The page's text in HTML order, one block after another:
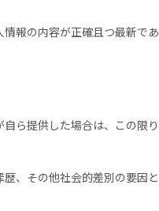
報の内容が正確且つ最新であ
ら提供した場合は、この限り
、その他社会的差別の要因と